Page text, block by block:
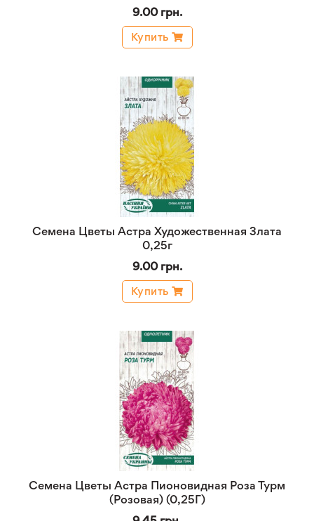
9.00 грн.
Купить
Семена Цветы Астра Художественная Злата
0,25г
9.00 грн.
Купить
Семена Цветы Астра Пионовидная Роза Турм
(Розовая) (0,25Г)